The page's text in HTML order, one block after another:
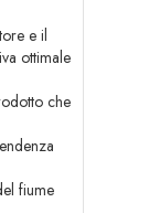
e il
ottimale
che
fiume